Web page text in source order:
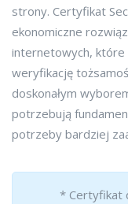
strony. Certyfikat
ekonomiczne
internetowych,
weryfikację
doskonałym
potrzebują
potrzeby bardziej
* Certyfikat